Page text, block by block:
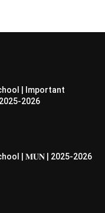
| Important
2026
| 𝐌𝐔𝐍 | 2025-2026